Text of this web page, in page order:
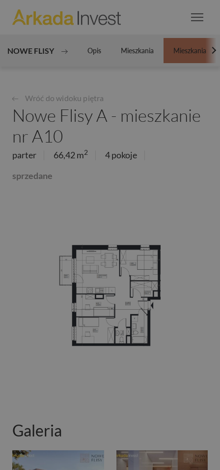
NOWE FLISY Opis Mieszkania Mieszkania
Wróć do widoku piętra
Nowe Flisy A - mieszkanie
nr A10
parter 66,42 m2
4 pokoje
sprzedane
Galeria